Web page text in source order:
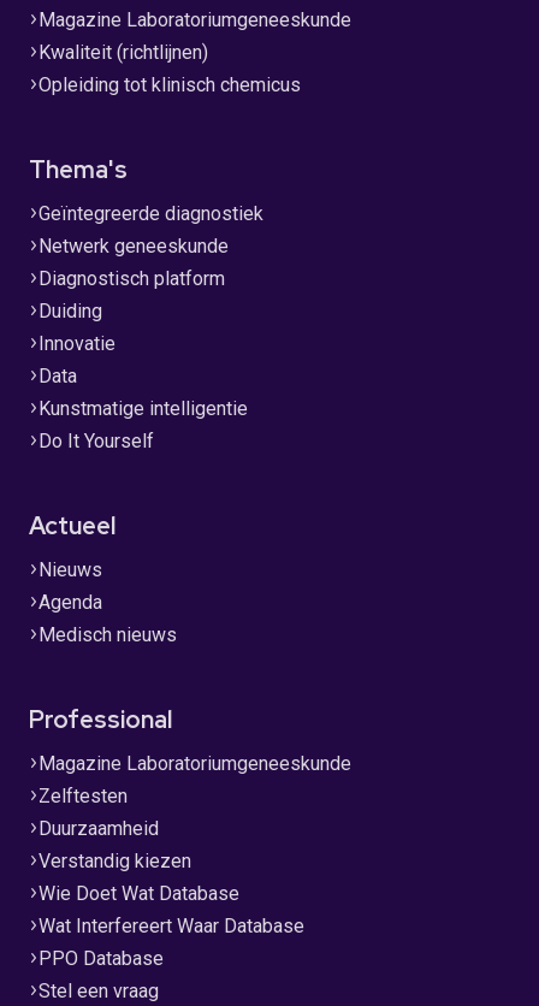
Magazine Laboratoriumgeneeskunde
Kwaliteit (richtlijnen)
Opleiding tot klinisch chemicus
Thema's
Geïntegreerde diagnostiek
Netwerk geneeskunde
Diagnostisch platform
Duiding
Innovatie
Data
Kunstmatige intelligentie
Do It Yourself
Actueel
Nieuws
Agenda
Medisch nieuws
Professional
Magazine Laboratoriumgeneeskunde
Zelftesten
Duurzaamheid
Verstandig kiezen
Wie Doet Wat Database
Wat Interfereert Waar Database
PPO Database
Stel een vraag